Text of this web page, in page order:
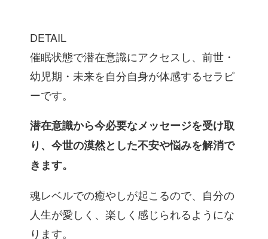
DETAIL
催眠状態で潜在意識にアクセスし、前世・
幼児期・未来を自分自身が体感するセラピ
ーです。
潜在意識から今必要なメッセージを受け取
り、今世の漠然とした不安や悩みを解消で
きます。
魂レベルでの癒やしが起こるので、自分の
人生が愛しく、楽しく感じられるようにな
ります。